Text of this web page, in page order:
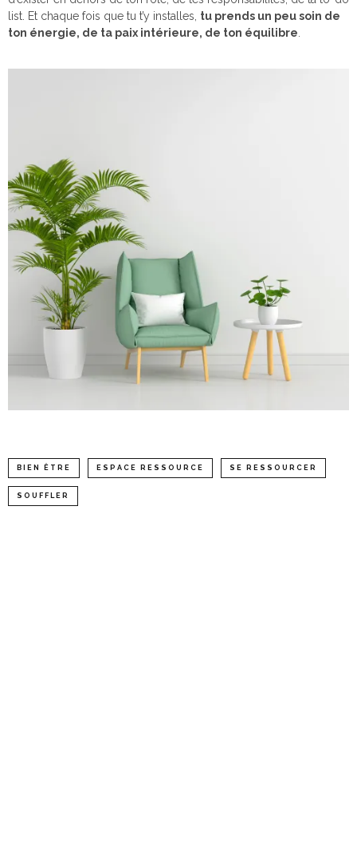
list. Et chaque fois que tu t’y installes, tu prends un peu soin de
ton énergie, de ta paix intérieure, de ton équilibre
BIEN ÊTRE ESPACE RESSOURCE SE RESSOURCER
SOUFFLER